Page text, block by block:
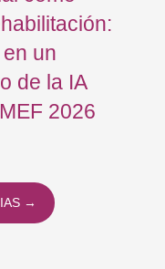
un
de la IA
2026
→